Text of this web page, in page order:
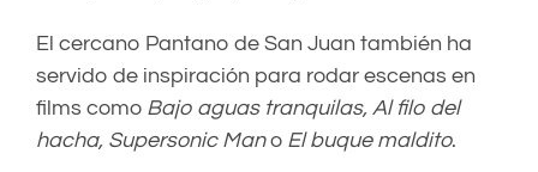
El cercano Pantano de San Juan también ha
servido de inspiración para rodar escenas en
films como Bajo aguas tranquilas, Al filo del
hacha, Supersonic Mano El buque maldito.